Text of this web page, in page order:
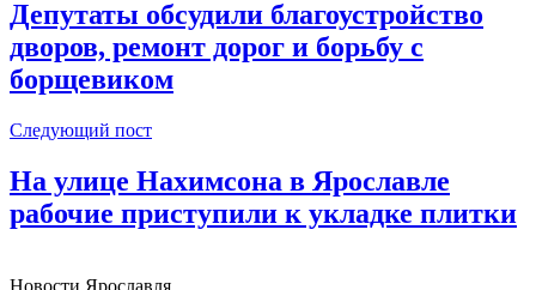
Депутаты обсудили благоустройство
дворов, ремонт дорог и борьбу с
борщевиком
Следующий пост
На улице Нахимсона в Ярославле
рабочие приступили к укладке плитки